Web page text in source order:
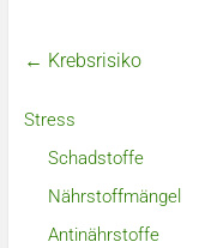
← Krebsrisiko
Stress
Schadstoffe
Nährstoffmängel
Antinährstoffe